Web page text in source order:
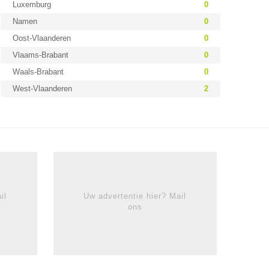
Luxemburg
0
Namen
0
Oost-Vlaanderen
0
Vlaams-Brabant
0
Waals-Brabant
0
West-Vlaanderen
2
Uw advertentie hier? Mail
ons